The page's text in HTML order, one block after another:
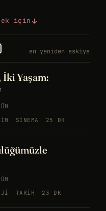
için
en yeniden eskiye
İki Yaşam:
SINEMA 25 DK
TARIH 23 DK